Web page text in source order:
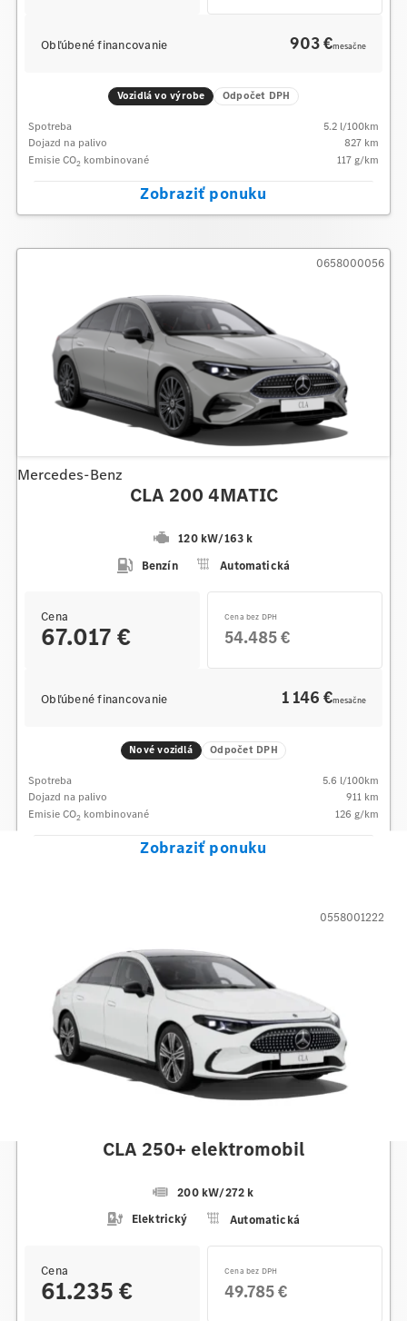
Obľúbené financovanie 903 €mesačne
Vozidlá vo výrobe Odpočet DPH
Spotreba 5.2 l/100km
Dojazd na palivo
827 km
Emisie CO2 kombinované 117 g/km
Zobraziť ponuku
Mercedes-Benz
CLA 200 4MATIC
120 kW/163 k
Benzín
Automatická
0658000056
Cena
67.017 €
Cena bez DPH
54.485 €
Obľúbené financovanie 1 146 €mesačne
Nové vozidlá Odpočet DPH
Spotreba 5.6 l/100km
Dojazd na palivo
911 km
Emisie CO2 kombinované 126 g/km
Zobraziť ponuku
CLA 250+ elektromobil
200 kW/272 k
Elektrický
Automatická
0558001222
Cena
61.235 €
Cena bez DPH
49.785 €